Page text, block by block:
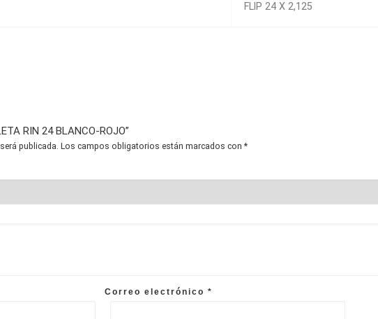
FLIP 24 X 2,125
RIN 24 BLANCO-ROJO”
publicada. Los campos obligatorios están marcados con *
Correo electrónico *